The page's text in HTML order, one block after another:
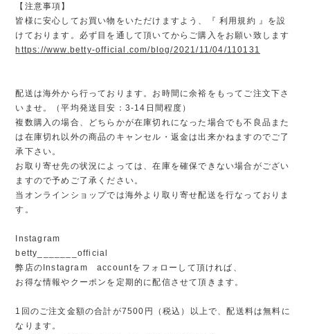
【注意事項】
皆様に安心してお買い物をいただけますよう、『 利用規約 』を設
けております。必ず目を通して頂いてからご購入をお願い致します
https://www.betty-official.com/blog/2021/11/04/110131
配送は海外から行っております。お時間に余裕をもってご注文下さ
いませ。（平均発送目安：3-14日間程度）
複数購入の場合、どちらかが在庫切れになった場合でも不良品また
は在庫切れ以外の商品のキャンセル・返金は出来かねますのでご了
承下さい。
お取り寄せ先の状況によっては、在庫を確保できない場合がござい
ますので予めご了承ください。
当オンラインショップでは海外より取り寄せ配送を行なっておりま
す。
Instagram
betty_______official
弊店のInstagram accountをフォローして頂ければ、
お得な情報やクーポンを定期的に配信させて頂きます。
1回のご注文金額の合計が7500円（税込）以上で、配送料は無料に
なります。